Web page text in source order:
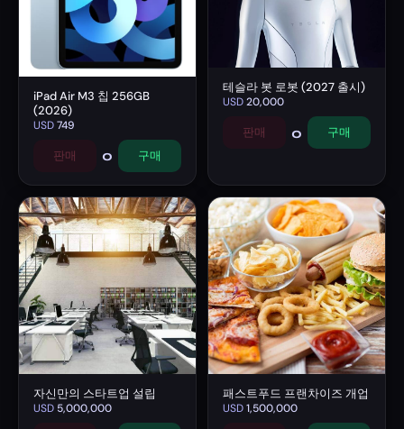
iPad Air M3 칩 256GB
(2026)
USD749
판매 0 구매
테슬라 봇 로봇 (2027 출시)
USD20,000
판매 0 구매
자신만의 스타트업 설립
USD 5,000,000
패스트푸드 프랜차이즈 개업
USD1,500,000